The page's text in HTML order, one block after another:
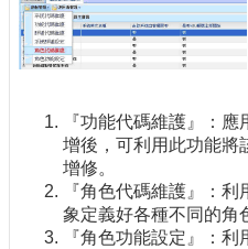
『功能代碼維護』：
增後，可利用此功能將
增修。
『角色代碼維護』：
象定義好各種不同的角
『角色功能設定』：